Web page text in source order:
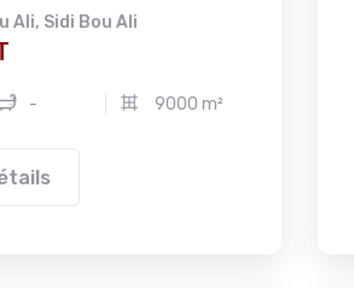
Ali, Sidi Bou Ali
- 9000 m²